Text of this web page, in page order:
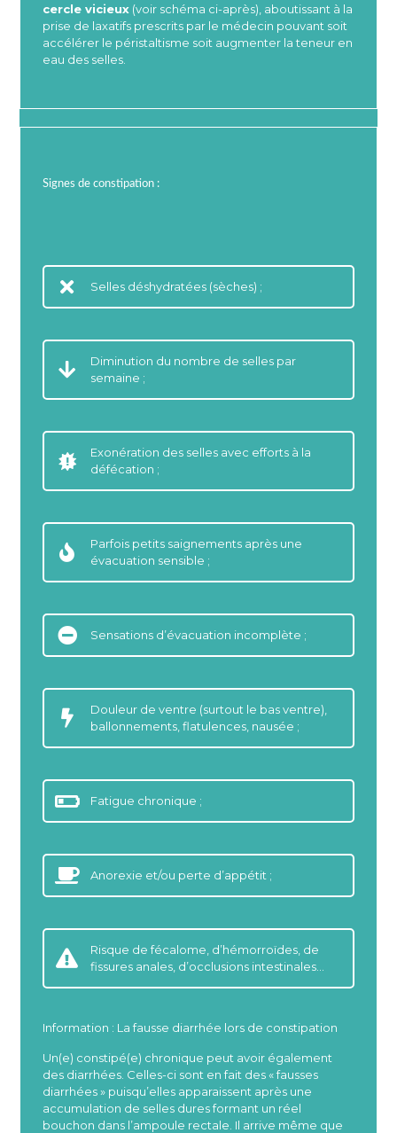
cercle vicieux(voir schéma ci-après), aboutissant à la
prise de laxatifs prescrits par le médecin pouvant soit
accélérer le péristaltisme soit augmenter la teneur en
eau des selles.
Signes de constipation :
Selles déshydratées (sèches) ;
Diminution du nombre de selles par
semaine ;
Exonération des selles avec efforts à la
défécation ;
Parfois petits saignements après une
évacuation sensible ;
Sensations d’évacuation incomplète ;
Douleur de ventre (surtout le bas ventre),
ballonnements, flatulences, nausée ;
Fatigue chronique ;
Anorexie et/ou perte d’appétit ;
Risque de fécalome, d’hémorroïdes, de
fissures anales, d’occlusions intestinales…
Information : La fausse diarrhée lors de constipation
Un(e) constipé(e) chronique peut avoir également
des diarrhées. Celles-ci sont en fait des « fausses
diarrhées » puisqu’elles apparaissent après une
accumulation de selles dures formant un réel
bouchon dans l’ampoule rectale. Il arrive même que